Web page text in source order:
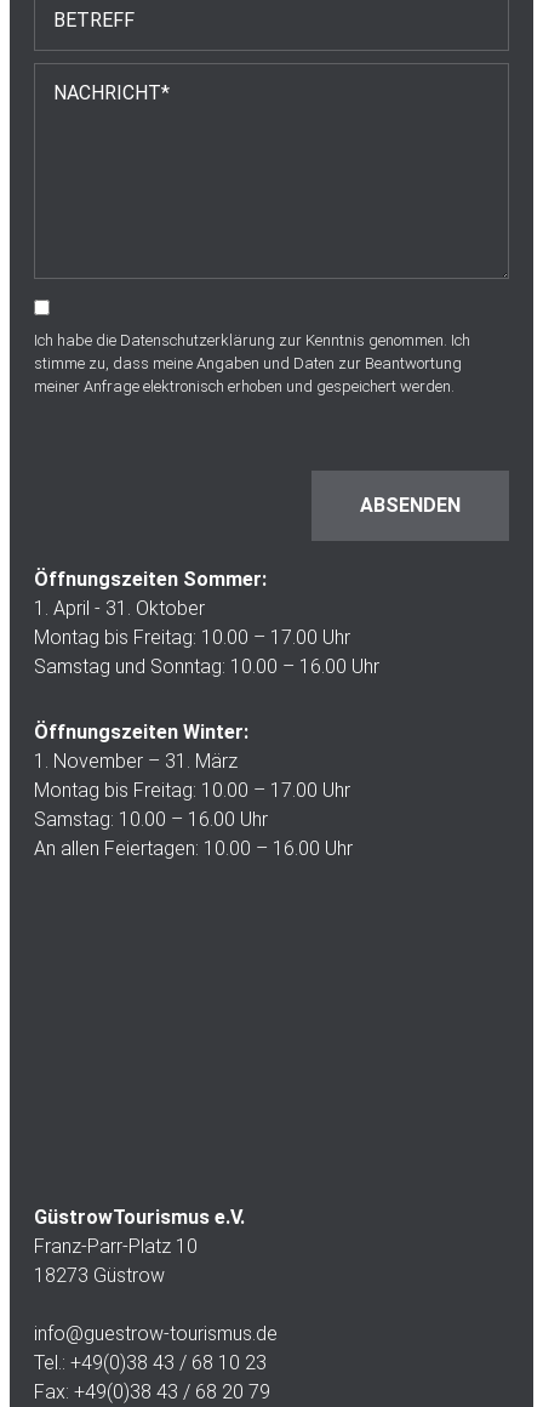
Ich habe die Datenschutzerklärung zur Kenntnis genommen. Ich
stimme zu, dass meine Angaben und Daten zur Beantwortung
meiner Anfrage elektronisch erhoben und gespeichert werden.
Öffnungszeiten Sommer:
1. April - 31. Oktober
Montag bis Freitag: 10.00 – 17.00 Uhr
Samstag und Sonntag: 10.00 – 16.00 Uhr
Öffnungszeiten Winter:
1. November – 31. März
Montag bis Freitag: 10.00 – 17.00 Uhr
Samstag: 10.00 – 16.00 Uhr
An allen Feiertagen: 10.00 – 16.00 Uhr
GüstrowTourismus e.V.
Franz-Parr-Platz 10
18273 Güstrow
info@guestrow-tourismus.de
Tel.: +49(0)38 43 / 68 10 23
Fax: +49(0)38 43 / 68 20 79